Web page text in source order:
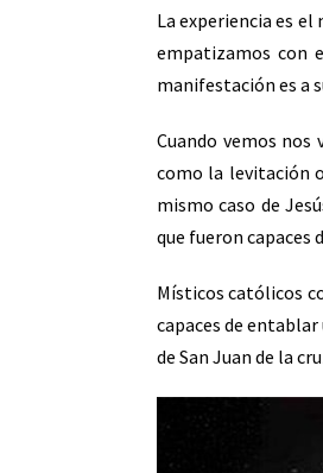
La experiencia es
empatizamos con
manifestación es a
Cuando vemos
como la levitación
mismo caso de
que fueron capaces
Místicos católicos
capaces de
de San Juan de la